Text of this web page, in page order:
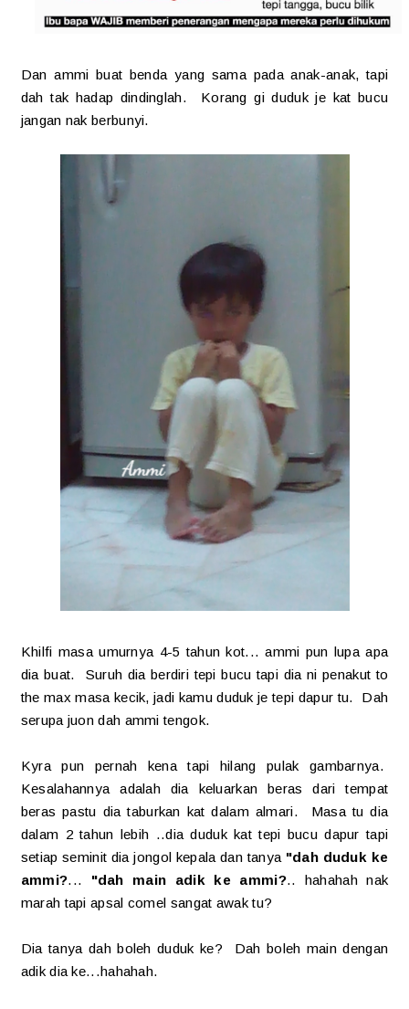
Dan ammi buat benda yang sama pada anak-anak, tapi
dah tak hadap dindinglah. Korang gi duduk je kat bucu
jangan nak berbunyi.
Khilfi masa umurnya 4-5 tahun kot... ammi pun lupa apa
dia buat. Suruh dia berdiri tepi bucu tapi dia ni penakut to
the max masa kecik, jadi kamu duduk je tepi dapur tu. Dah
serupa juon dah ammi tengok.
Kyra pun pernah kena tapi hilang pulak gambarnya.
Kesalahannya adalah dia keluarkan beras dari tempat
beras pastu dia taburkan kat dalam almari. Masa tu dia
dalam 2 tahun lebih ..dia duduk kat tepi bucu dapur tapi
setiap seminit dia jongol kepala dan tanya "dah duduk ke
ammi?... "dah main adik ke ammi?.. hahahah nak
marah tapi apsal comel sangat awak tu?
Dia tanya dah boleh duduk ke? Dah boleh main dengan
adik dia ke...hahahah.